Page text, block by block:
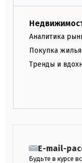
Аналитика
Покупка жилья
Тренды и
E-mail-
Будьте в курсе